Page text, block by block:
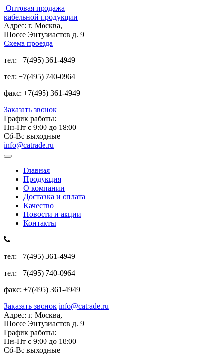
Оптовая продажа
кабельной продукции
Адрес: г. Москва,
Шоссе Энтузиастов д. 9
Схема проезда
тел: +7(495) 361-4949
тел: +7(495) 740-0964
факс: +7(495) 361-4949
Заказать звонок
График работы:
Пн-Пт с 9:00 до 18:00
Сб-Вс выходные
info@catrade.ru
Главная
Продукция
О компании
Доставка и оплата
Качество
Новости и акции
Контакты
тел: +7(495) 361-4949
тел: +7(495) 740-0964
факс: +7(495) 361-4949
Заказать звонок info@catrade.ru
Адрес: г. Москва,
Шоссе Энтузиастов д. 9
График работы:
Пн-Пт с 9:00 до 18:00
Сб-Вс выходные